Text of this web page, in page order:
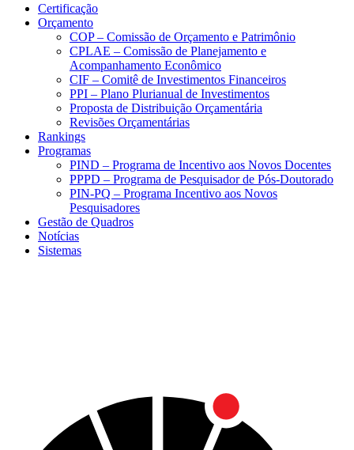
Certificação
Orçamento
COP – Comissão de Orçamento e Patrimônio
CPLAE – Comissão de Planejamento e
Acompanhamento Econômico
CIF – Comitê de Investimentos Financeiros
PPI – Plano Plurianual de Investimentos
Proposta de Distribuição Orçamentária
Revisões Orçamentárias
Rankings
Programas
PIND – Programa de Incentivo aos Novos Docentes
PPPD – Programa de Pesquisador de Pós-Doutorado
PIN-PQ – Programa Incentivo aos Novos
Pesquisadores
Gestão de Quadros
Notícias
Sistemas